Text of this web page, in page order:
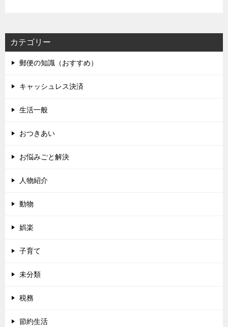
カテゴリー
郵便の知識（おすすめ）
キャッシュレス決済
生活一般
おつきあい
お悩みごと解決
人物紹介
動物
娯楽
子育て
未分類
税務
節約生活